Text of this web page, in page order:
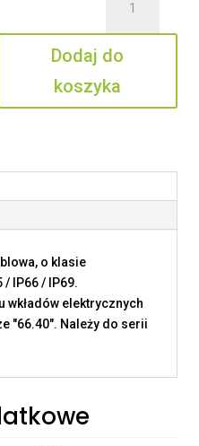
50
G29
Dodaj do
koszyka
o klasie
IP66 / IP69.
wkładów elektrycznych
"66.40". Należy do serii